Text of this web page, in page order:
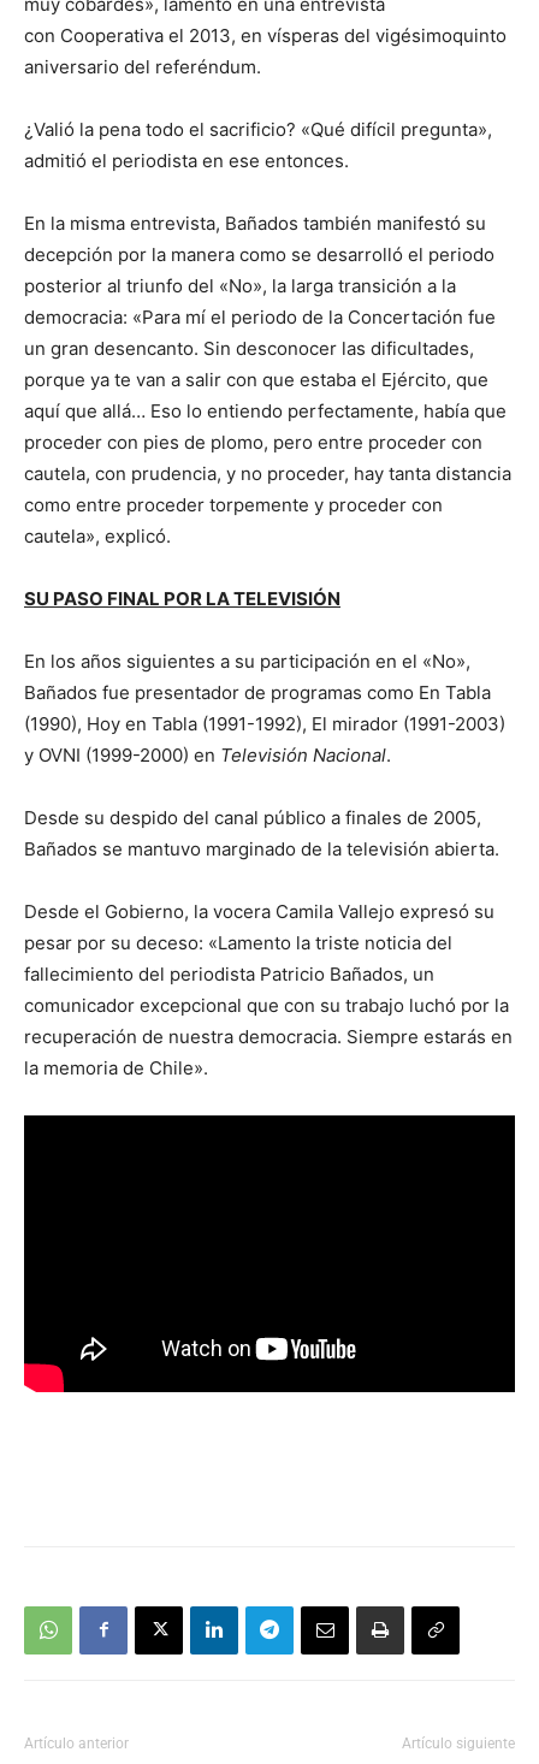
muy cobardes», lamentó en una entrevista
con Cooperativa el 2013, en vísperas del vigésimoquinto
aniversario del referéndum.
¿Valió la pena todo el sacrificio? «Qué difícil pregunta»,
admitió el periodista en ese entonces.
En la misma entrevista, Bañados también manifestó su
decepción por la manera como se desarrolló el periodo
posterior al triunfo del «No», la larga transición a la
democracia: «Para mí el periodo de la Concertación fue
un gran desencanto. Sin desconocer las dificultades,
porque ya te van a salir con que estaba el Ejército, que
aquí que allá… Eso lo entiendo perfectamente, había que
proceder con pies de plomo, pero entre proceder con
cautela, con prudencia, y no proceder, hay tanta distancia
como entre proceder torpemente y proceder con
cautela», explicó.
SU PASO FINAL POR LA TELEVISIÓN
En los años siguientes a su participación en el «No»,
Bañados fue presentador de programas como En Tabla
(1990), Hoy en Tabla (1991-1992), El mirador (1991-2003)
y OVNI (1999-2000) en Televisión Nacional.
Desde su despido del canal público a finales de 2005,​
Bañados se mantuvo marginado de la televisión abierta.
Desde el Gobierno, la vocera Camila Vallejo expresó su
pesar por su deceso: «Lamento la triste noticia del
fallecimiento del periodista Patricio Bañados, un
comunicador excepcional que con su trabajo luchó por la
recuperación de nuestra democracia. Siempre estarás en
la memoria de Chile».
Artículo anterior Artículo siguiente